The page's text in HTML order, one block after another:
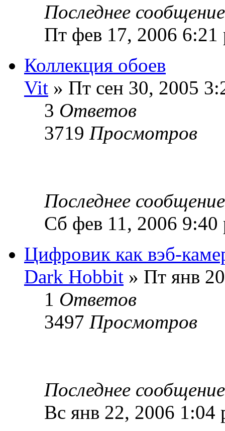
Последнее
Пт фев 17, 2006 6:21
Коллекция обоев
Vit » Пт сен 30, 2005
3 Ответов
3719 Просмотров
Последнее
Сб фев 11, 2006 9:40
Цифровик как вэб-
Dark Hobbit » Пт янв
1 Ответов
3497 Просмотров
Последнее
Вс янв 22, 2006 1:04